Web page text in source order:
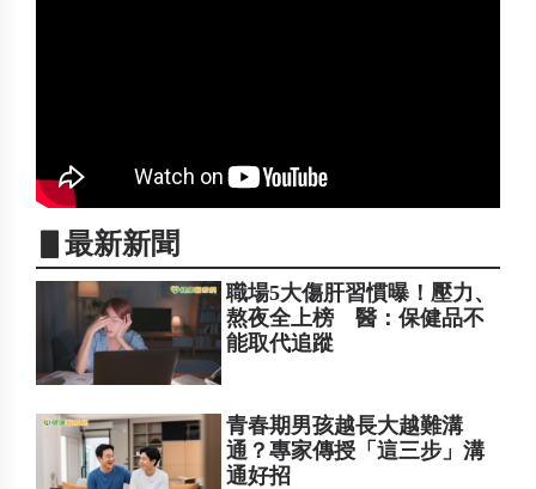
▋最新新聞
職場5大傷肝習慣曝！壓力、
熬夜全上榜 醫：保健品不
能取代追蹤
青春期男孩越長大越難溝
通？專家傳授「這三步」溝
通好招